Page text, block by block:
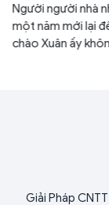
Người người nhà
một năm mới lại
chào Xuân ấy
tài lộc vào đầu
Giải Pháp CNTT